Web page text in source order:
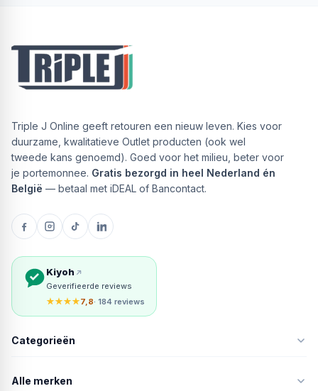
Triple J Online geeft retouren een nieuw leven. Kies voor
duurzame, kwalitatieve Outlet producten (ook wel
tweede kans genoemd). Goed voor het milieu, beter voor
je portemonnee. Gratis bezorgd in heel Nederland én
België — betaal met iDEAL of Bancontact.
Kiyoh
Geverifieerde reviews
★★★★7,8· 184 reviews
Categorieën
Alle merken